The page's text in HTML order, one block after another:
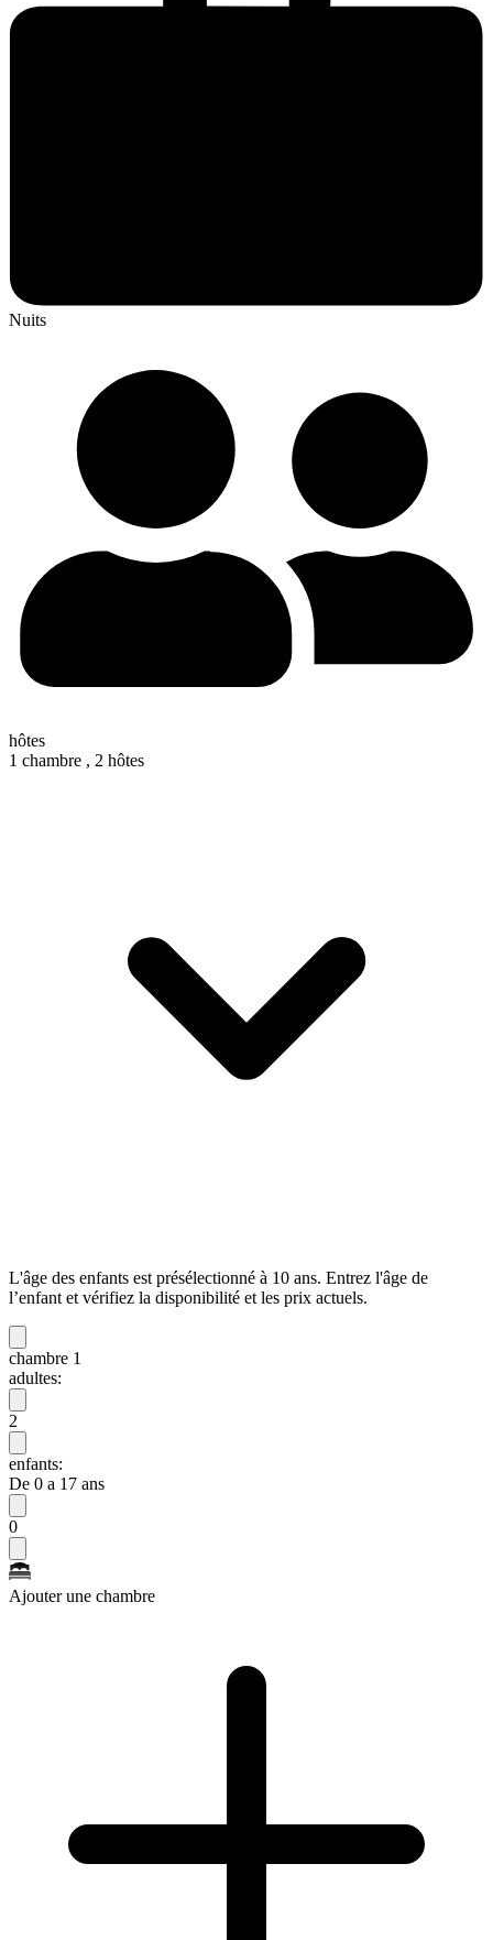
Nuits
hôtes
1 chambre , 2 hôtes
L'âge des enfants est présélectionné à 10 ans. Entrez l'âge de
l’enfant et vérifiez la disponibilité et les prix actuels.
chambre 1
adultes:
2
enfants:
De 0 a 17 ans
0
Ajouter une chambre